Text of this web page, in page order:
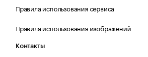
Правила использования сервиса
Правила использования изображений
Контакты